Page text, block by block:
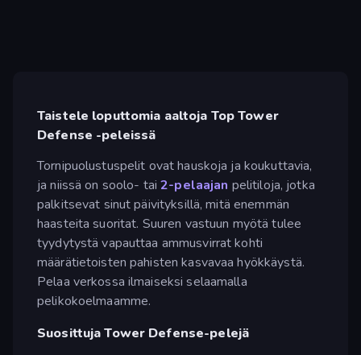
Taistele loputtomia aaltoja Top Tower
Defense -peleissä
Tornipuolustuspelit ovat hauskoja ja koukuttavia,
ja niissä on soolo- tai2-pelaajan pelitiloja, jotka
palkitsevat sinut päivityksillä, mitä enemmän
haasteita suoritat. Suuren vastuun myötä tulee
tyydytystä vapauttaa ammusvirrat kohti
määrätietoisten pahisten kasvavaa hyökkäystä.
Pelaa verkossa ilmaiseksi selaamalla
pelikokoelmaamme.
Suosittuja Tower Defense-pelejä